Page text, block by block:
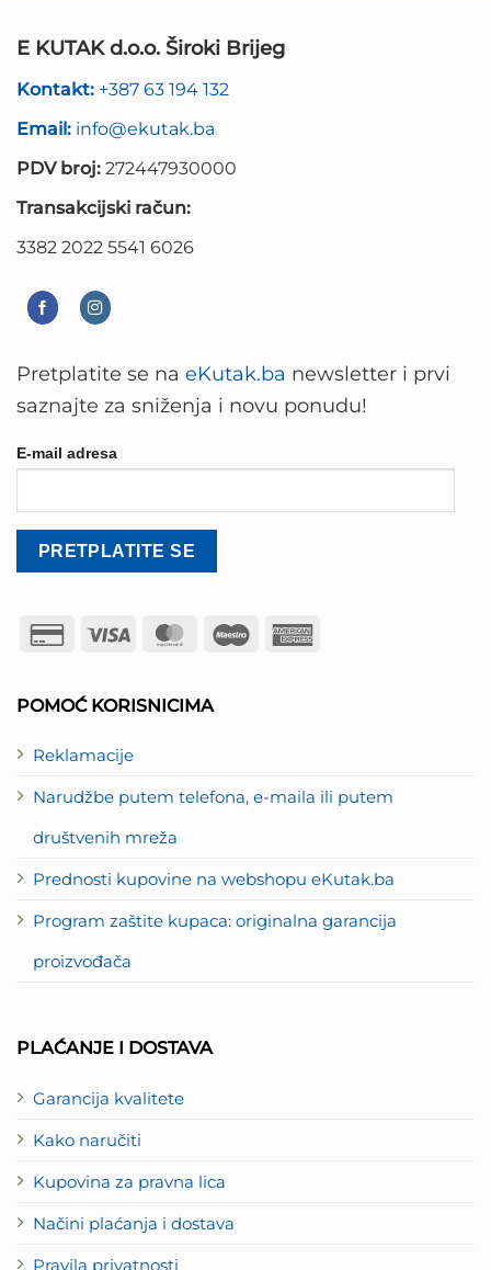
E KUTAK d.o.o. Široki Brijeg
Kontakt: +387 63 194 132
Email: info@ekutak.ba
PDV broj: 272447930000
Transakcijski račun:
3382 2022 5541 6026
POMOĆ KORISNICIMA
Reklamacije
Narudžbe putem telefona, e-maila ili putem
društvenih mreža
Prednosti kupovine na webshopu eKutak.ba
Program zaštite kupaca: originalna garancija
proizvođača
PLAĆANJE I DOSTAVA
Garancija kvalitete
Kako naručiti
Kupovina za pravna lica
Načini plaćanja i dostava
Pravila privatnosti
Pretplatite se na eKutak.ba newsletter i prvi
saznajte za sniženja i novu ponudu!
E-mail adresa
Credit
Visa MasterCard
Maestro